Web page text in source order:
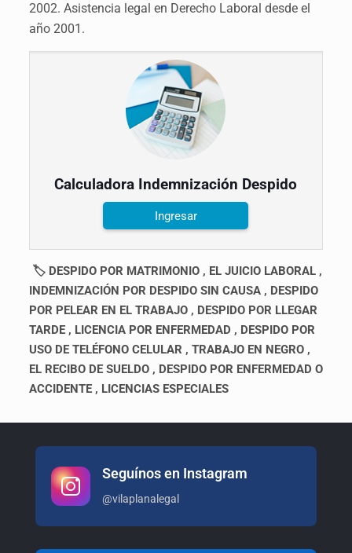
2002. Asistencia legal en Derecho Laboral desde el
año 2001.
Calculadora Indemnización Despido
Ingresar
🏷 DESPIDO POR MATRIMONIO , EL JUICIO LABORAL ,
INDEMNIZACIÓN POR DESPIDO SIN CAUSA , DESPIDO
POR PELEAR EN EL TRABAJO , DESPIDO POR LLEGAR
TARDE , LICENCIA POR ENFERMEDAD , DESPIDO POR
USO DE TELÉFONO CELULAR , TRABAJO EN NEGRO ,
EL RECIBO DE SUELDO , DESPIDO POR ENFERMEDAD O
ACCIDENTE , LICENCIAS ESPECIALES
Seguínos en Instagram
@vilaplanalegal